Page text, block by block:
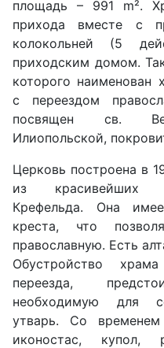
площадь – 991 m².
прихода вместе с
колокольней (5
приходским домом.
которого наименован
с переездом
посвящен св.
Илиопольской,
Церковь построена в
из красивейших
Крефельда. Она
креста, что
православную. Есть
Обустройство
переезда,
необходимую для
утварь. Со временем
иконостас, купол,